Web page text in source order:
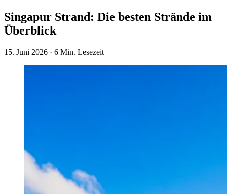
Singapur Strand: Die besten Strände im
Überblick
15. Juni 2026 · 6 Min. Lesezeit